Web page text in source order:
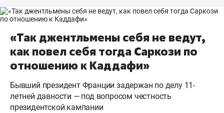
«Так джентльмены себя не ведут,
как повел себя тогда Саркози по
отношению к Каддафи»
Бывший президент Франции задержан по делу 11-
летней давности — под вопросом честность
президентской кампании